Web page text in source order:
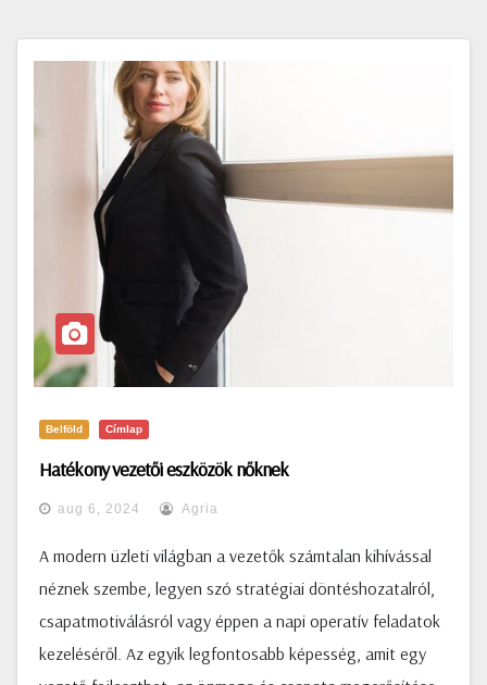
Belföld Címlap
Hatékony vezetői eszközök nőknek
aug 6, 2024 Agria
A modern üzleti világban a vezetők számtalan kihívással
néznek szembe, legyen szó stratégiai döntéshozatalról,
csapatmotiválásról vagy éppen a napi operatív feladatok
kezeléséről. Az egyik legfontosabb képesség, amit egy